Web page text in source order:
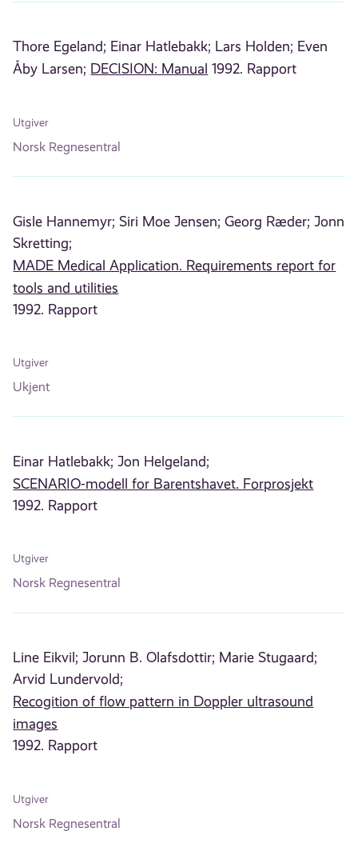
Thore Egeland; Einar Hatlebakk; Lars Holden; Even
Åby Larsen; DECISION: Manual 1992. Rapport
Utgiver
Norsk Regnesentral
Gisle Hannemyr; Siri Moe Jensen; Georg Ræder; Jonn
Skretting;
MADE Medical Application. Requirements report for
tools and utilities
1992. Rapport
Utgiver
Ukjent
Einar Hatlebakk; Jon Helgeland;
SCENARIO-modell for Barentshavet. Forprosjekt
1992. Rapport
Utgiver
Norsk Regnesentral
Line Eikvil; Jorunn B. Olafsdottir; Marie Stugaard;
Arvid Lundervold;
Recogition of flow pattern in Doppler ultrasound
images
1992. Rapport
Utgiver
Norsk Regnesentral